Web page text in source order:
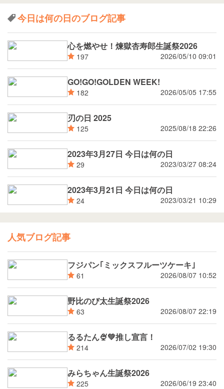
今日は何の日のブログ記事
心を燃やせ！煉獄杏寿郎生誕祭2026
197 2026/05/10 09:01
GO!GO!GOLDEN WEEK!
182 2026/05/05 17:55
刃の日 2025
125 2025/08/18 22:26
2023年3月27日 今日は何の日
29 2023/03/27 08:24
2023年3月21日 今日は何の日
24 2023/03/21 10:29
人気ブログ記事
フジパン｢ミックスフルーツケーキ｣
61 2026/08/07 10:52
野比のび太生誕祭2026
63 2026/08/07 22:19
るるたん🍨‪💚推し宣言！
214 2026/07/02 19:30
みらちゃん生誕祭2026
225 2026/06/19 23:40